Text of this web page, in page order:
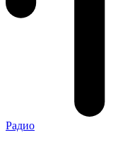
Радио